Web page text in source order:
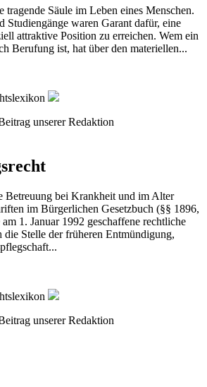
tragende Säule im Leben eines Menschen.
Studiengänge waren Garant dafür, eine
attraktive Position zu erreichen. Wem ein
Berufung ist, hat über den materiellen...
unserer Redaktion
Betreuung bei Krankheit und im Alter
im Bürgerlichen Gesetzbuch (§§ 1896,
1. Januar 1992 geschaffene rechtliche
die Stelle der früheren Entmündigung,
unserer Redaktion